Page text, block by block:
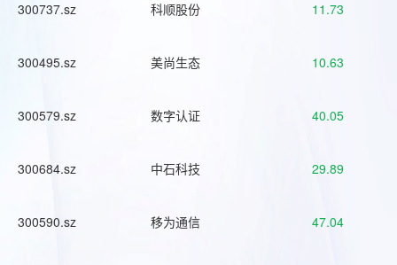
300737.sz 科顺股份 11.73
300495.sz 美尚生态 10.63
300579.sz 数字认证 40.05
300684.sz 中石科技 29.89
300590.sz 移为通信 47.04